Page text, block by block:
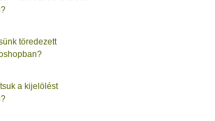
töredezett
a kijelölést